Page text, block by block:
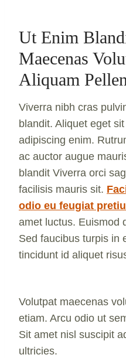
Ut Enim
Maecenas
Aliquam
Viverra nibh cras
blandit. Aliquet eget
adipiscing enim.
ac auctor augue
blandit Viverra orci
facilisis mauris sit.
odio eu feugiat
amet luctus. Euismod
Sed faucibus turpis in
tincidunt id aliquet
Volutpat maecenas
etiam. Arcu odio ut
Sit amet nisl suscipit
ultricies.